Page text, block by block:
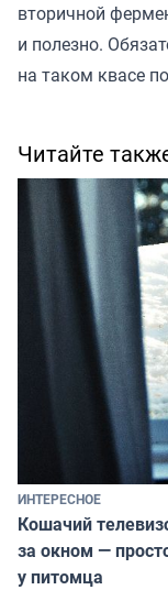
вторичной
и полезно.
на таком квасе
Читайте
ИНТЕРЕСНОЕ
Кошачий
за окном —
у питомца